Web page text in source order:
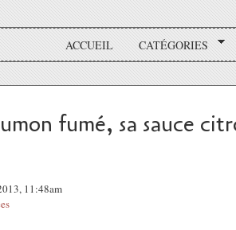
ACCUEIL CATÉGORIES
fumé, sa sauce
11:48am